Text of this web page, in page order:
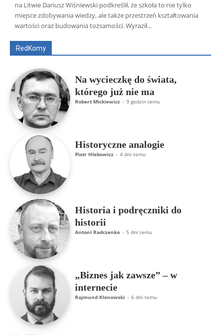
na Litwie Dariusz Wiśniewski podkreślił, że szkoła to nie tylko
miejsce zdobywania wiedzy, ale także przestrzeń kształtowania
wartości oraz budowania tożsamości. Wyraził...
RedKomy
Wszyscy Aleksander Borowik
Antoni Radczenko
Artur Płokszto
Grzegorz Górny
ks. Jarosław Wąsowicz SDB
Na wycieczkę do świata,
którego już nie ma
Robert Mickiewicz - 9 godzin temu
Historyczne analogie
Piotr Hlebowicz - 4 dni temu
Historia i podręczniki do
historii
Antoni Radczenko - 5 dni temu
„Biznes jak zawsze” – w
internecie
Rajmund Klonowski - 6 dni temu